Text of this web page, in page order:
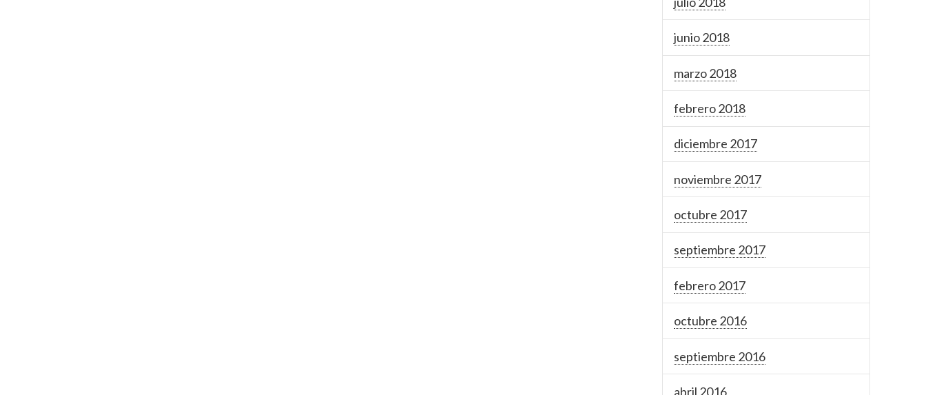
junio 2018
marzo 2018
febrero 2018
diciembre 2017
noviembre 2017
octubre 2017
septiembre 2017
febrero 2017
octubre 2016
septiembre 2016
abril 2016